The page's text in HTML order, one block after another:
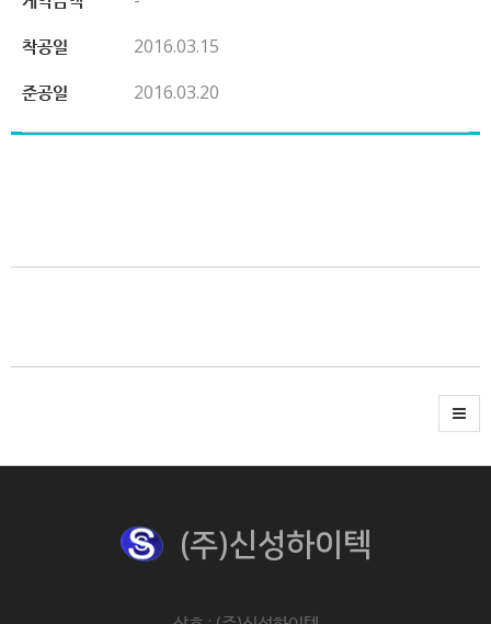
착공일
2016.03.15
준공일
2016.03.20
(주)신성하이텍